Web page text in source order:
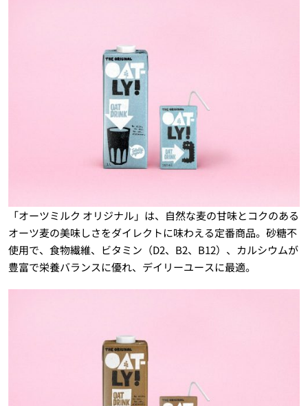
「オーツミルク オリジナル」は、自然な麦の甘味とコクのある
オーツ麦の美味しさをダイレクトに味わえる定番商品。砂糖不
使用で、食物繊維、ビタミン（D2、B2、B12）、カルシウムが
豊富で栄養バランスに優れ、デイリーユースに最適。